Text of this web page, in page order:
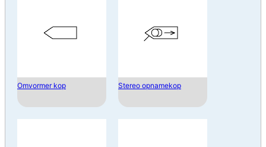
Omvormer kop Stereo opnamekop